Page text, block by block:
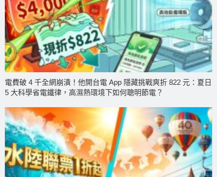
電費破 4 千全網崩潰！他開台電 App 隱藏挑戰爽折 822 元：夏日
5 大科學省電鐵律，高濕熱環境下如何聰明節電？